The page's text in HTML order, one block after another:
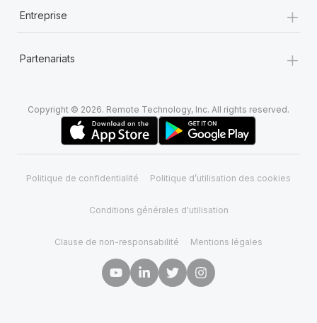
Entreprise +
Partenariats +
Copyright © 2026. Remote Technology, Inc. All rights reserved.
Politique de confidentialité Politique d’utilisation des cookies
Conditions générales d'utilisation
Clause de non-responsabilité Mentions légales